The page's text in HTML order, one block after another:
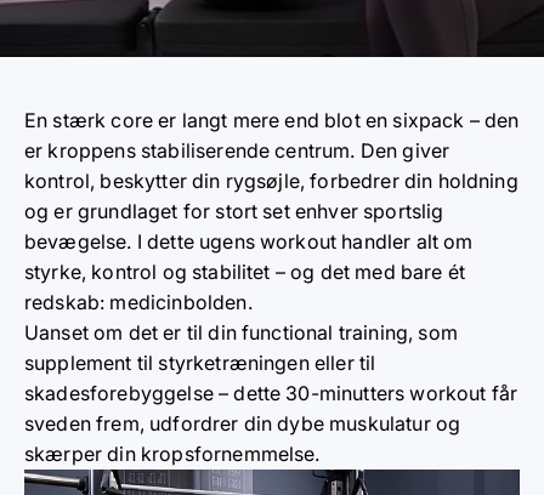
En stærk core er langt mere end blot en sixpack – den
er kroppens stabiliserende centrum. Den giver
kontrol, beskytter din rygsøjle, forbedrer din holdning
og er grundlaget for stort set enhver sportslig
bevægelse. I dette ugens workout handler alt om
styrke, kontrol og stabilitet – og det med bare ét
redskab: medicinbolden.
Uanset om det er til din functional training, som
supplement til styrketræningen eller til
skadesforebyggelse – dette 30-minutters workout får
sveden frem, udfordrer din dybe muskulatur og
skærper din kropsfornemmelse.